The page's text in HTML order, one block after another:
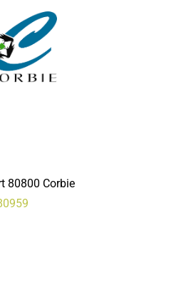
école
80800 Corbie